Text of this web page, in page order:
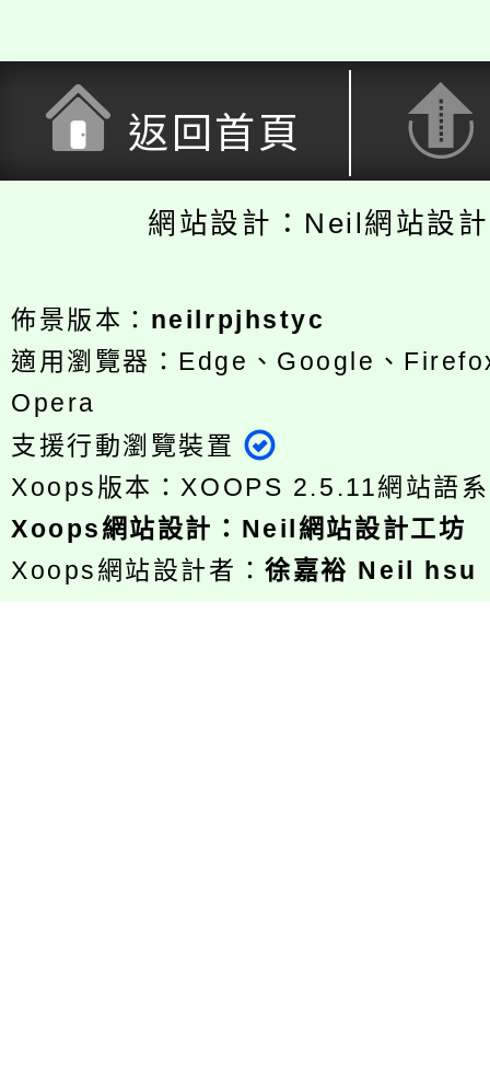
返回首頁
網站設計：Neil網站設
佈景版本： neilrpjhstyc
適用瀏覽器：Edge、Google、
Opera
支援行動瀏覽裝置
Xoops版本： XOOPS 2.5.11網站語
Xoops網站設計 ： Neil網站設計工坊
Xoops網站設計者：徐嘉裕 Neil hsu